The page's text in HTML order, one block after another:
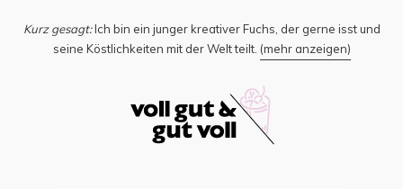
Kurz gesagt:Ich bin ein junger kreativer Fuchs, der gerne isst und
seine Köstlichkeiten mit der Welt teilt. (mehr anzeigen)